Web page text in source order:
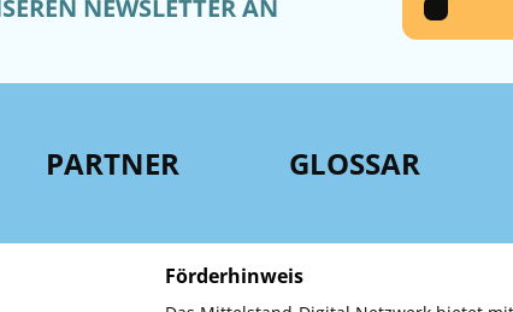
NEWSLETTER AN
PARTNER GLOSSAR
Förderhinweis